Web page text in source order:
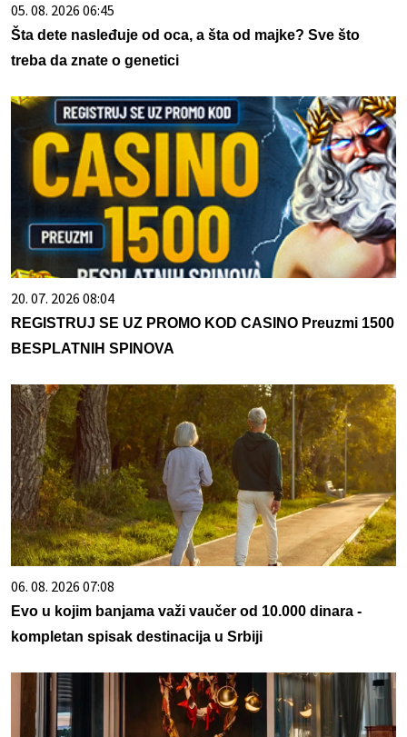
05. 08. 2026 06:45
Šta dete nasleđuje od oca, a šta od majke? Sve što
treba da znate o genetici
20. 07. 2026 08:04
REGISTRUJ SE UZ PROMO KOD CASINO Preuzmi 1500
BESPLATNIH SPINOVA
06. 08. 2026 07:08
Evo u kojim banjama važi vaučer od 10.000 dinara -
kompletan spisak destinacija u Srbiji